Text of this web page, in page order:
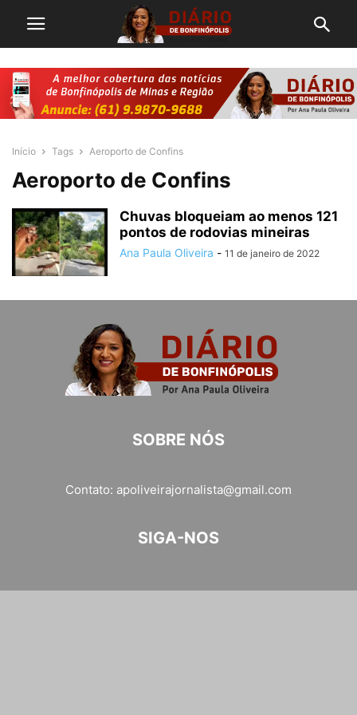
Início Tags Aeroporto de Confins
Aeroporto de Confins
Chuvas bloqueiam ao menos 121
pontos de rodovias mineiras
Ana Paula Oliveira - 11 de janeiro de 2022
SOBRE NÓS
Contato: apoliveirajornalista@gmail.com
SIGA-NOS